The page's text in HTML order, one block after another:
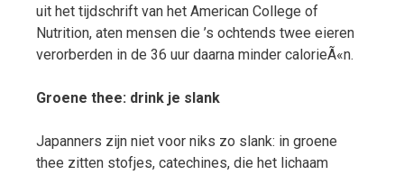
uit het tijdschrift van het American College of
Nutrition, aten mensen die ’s ochtends twee eieren
verorberden in de 36 uur daarna minder calorieÃ«n.
Groene thee: drink je slank
Japanners zijn niet voor niks zo slank: in groene
thee zitten stofjes, catechines, die het lichaam